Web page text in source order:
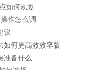
如何规划
作怎么调
议
如何更高效效率版
准备什么